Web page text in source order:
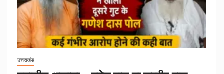
उत्तराखंड